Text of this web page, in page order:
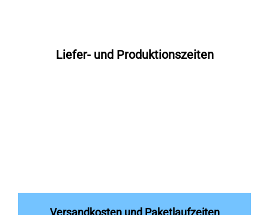
Liefer- und Produktionszeiten
Versandkosten und Paketlaufzeiten